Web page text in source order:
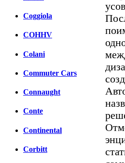
Coggiola
COHHV
Colani
Commuter Cars
Connaught
Conte
Continental
Corbitt